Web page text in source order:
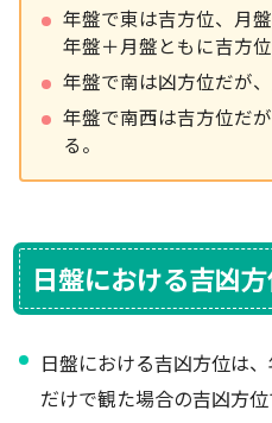
年盤で東は吉方位、月
年盤＋月盤ともに吉方
年盤で南は凶方位だが
年盤で南西は吉方位だ
る。
日盤における吉凶
日盤における吉凶方位は
だけで観た場合の吉凶方位